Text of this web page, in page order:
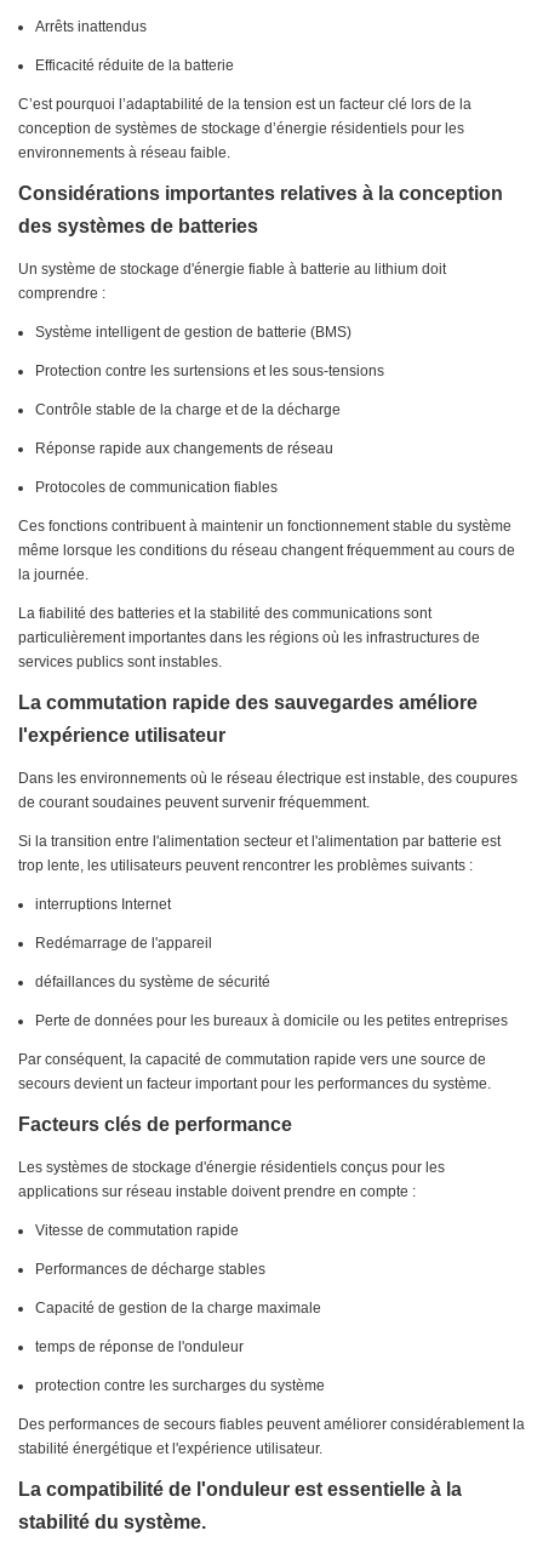
Arrêts inattendus
Efficacité réduite de la batterie
C’est pourquoi l’adaptabilité de la tension est un facteur clé lors de la
conception de systèmes de stockage d’énergie résidentiels pour les
environnements à réseau faible.
Considérations importantes relatives à la conception
des systèmes de batteries
Un système de stockage d'énergie fiable à batterie au lithium doit
comprendre :
Système intelligent de gestion de batterie (BMS)
Protection contre les surtensions et les sous-tensions
Contrôle stable de la charge et de la décharge
Réponse rapide aux changements de réseau
Protocoles de communication fiables
Ces fonctions contribuent à maintenir un fonctionnement stable du système
même lorsque les conditions du réseau changent fréquemment au cours de
la journée.
La fiabilité des batteries et la stabilité des communications sont
particulièrement importantes dans les régions où les infrastructures de
services publics sont instables.
La commutation rapide des sauvegardes améliore
l'expérience utilisateur
Dans les environnements où le réseau électrique est instable, des coupures
de courant soudaines peuvent survenir fréquemment.
Si la transition entre l'alimentation secteur et l'alimentation par batterie est
trop lente, les utilisateurs peuvent rencontrer les problèmes suivants :
interruptions Internet
Redémarrage de l'appareil
défaillances du système de sécurité
Perte de données pour les bureaux à domicile ou les petites entreprises
Par conséquent, la capacité de commutation rapide vers une source de
secours devient un facteur important pour les performances du système.
Facteurs clés de performance
Les systèmes de stockage d'énergie résidentiels conçus pour les
applications sur réseau instable doivent prendre en compte :
Vitesse de commutation rapide
Performances de décharge stables
Capacité de gestion de la charge maximale
temps de réponse de l'onduleur
protection contre les surcharges du système
Des performances de secours fiables peuvent améliorer considérablement la
stabilité énergétique et l'expérience utilisateur.
La compatibilité de l'onduleur est essentielle à la
stabilité du système.